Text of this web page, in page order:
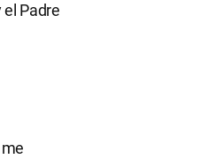
Padre